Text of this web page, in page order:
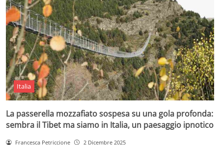
Italia
La passerella mozzafiato sospesa su una gola profonda:
sembra il Tibet ma siamo in Italia, un paesaggio ipnotico
Francesca Petriccione 2 Dicembre 2025